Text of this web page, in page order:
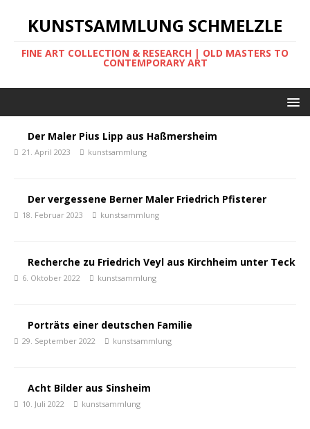
KUNSTSAMMLUNG SCHMELZLE
FINE ART COLLECTION & RESEARCH | OLD MASTERS TO
CONTEMPORARY ART
Der Maler Pius Lipp aus Haßmersheim
21. April 2023 kunstsammlung
Der vergessene Berner Maler Friedrich Pfisterer
18. Februar 2023 kunstsammlung
Recherche zu Friedrich Veyl aus Kirchheim unter Teck
6. Oktober 2022 kunstsammlung
Porträts einer deutschen Familie
29. September 2022 kunstsammlung
Acht Bilder aus Sinsheim
10. Juli 2022 kunstsammlung